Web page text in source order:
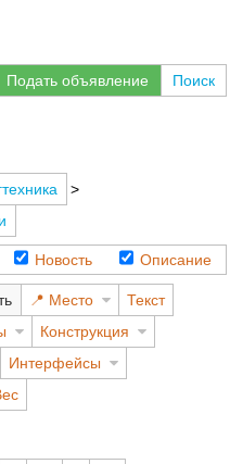
Подать объявление
Поиск
>
Новость Описание
Место
Текст
Конструкция
Интерфейсы